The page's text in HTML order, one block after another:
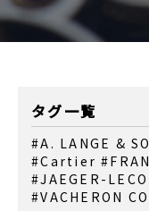
タグ一覧
#A. LANGE &
#Cartier
#JAEGER-
#VACHERON